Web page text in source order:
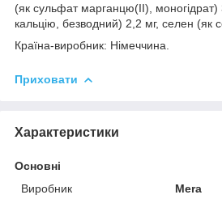
(як сульфат марганцю(II), моногідрат)
кальцію, безводний) 2,2 мг, селен (як
Країна-виробник: Німеччина.
Приховати
Характеристики
Основні
Виробник
Mera